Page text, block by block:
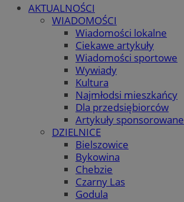
AKTUALNOŚCI
WIADOMOŚCI
Wiadomości lokalne
Ciekawe artykuły
Wiadomości sportowe
Wywiady
Kultura
Najmłodsi mieszkańcy
Dla przedsiębiorców
Artykuły sponsorowane
DZIELNICE
Bielszowice
Bykowina
Chebzie
Czarny Las
Godula